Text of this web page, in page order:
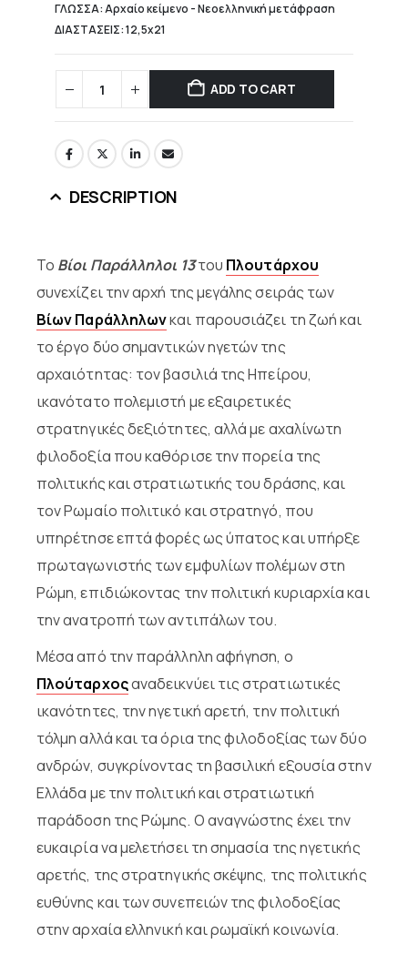
ΓΛΩΣΣΑ: Αρχαίο κείμενο - Νεοελληνική μετάφραση
ΔΙΑΣΤΑΣΕΙΣ: 12,5x21
ADD TO CART
DESCRIPTION
Το Βίοι Παράλληλοι 13του Πλουτάρχου
συνεχίζει την αρχή της μεγάλης σειράς των
Βίων Παράλληλωνκαι παρουσιάζει τη ζωή και
το έργο δύο σημαντικών ηγετών της
αρχαιότητας: τον βασιλιά της Ηπείρου,
ικανότατο πολεμιστή με εξαιρετικές
στρατηγικές δεξιότητες, αλλά με αχαλίνωτη
φιλοδοξία που καθόρισε την πορεία της
πολιτικής και στρατιωτικής του δράσης, και
τον Ρωμαίο πολιτικό και στρατηγό, που
υπηρέτησε επτά φορές ως ύπατος και υπήρξε
πρωταγωνιστής των εμφυλίων πολέμων στη
Ρώμη, επιδιώκοντας την πολιτική κυριαρχία και
την ανατροπή των αντιπάλων του.
Μέσα από την παράλληλη αφήγηση, ο
Πλούταρχοςαναδεικνύει τις στρατιωτικές
ικανότητες, την ηγετική αρετή, την πολιτική
τόλμη αλλά και τα όρια της φιλοδοξίας των δύο
ανδρών, συγκρίνοντας τη βασιλική εξουσία στην
Ελλάδα με την πολιτική και στρατιωτική
παράδοση της Ρώμης. Ο αναγνώστης έχει την
ευκαιρία να μελετήσει τη σημασία της ηγετικής
αρετής, της στρατηγικής σκέψης, της πολιτικής
ευθύνης και των συνεπειών της φιλοδοξίας
στην αρχαία ελληνική και ρωμαϊκή κοινωνία.